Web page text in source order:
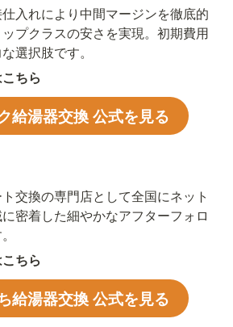
入れにより中間マージンを徹底的
プクラスの安さを実現。初期費用
選択肢です。
ちら
給湯器交換 公式を見る
交換の専門店として全国にネット
密着した細やかなアフターフォロ
ちら
給湯器交換 公式を見る